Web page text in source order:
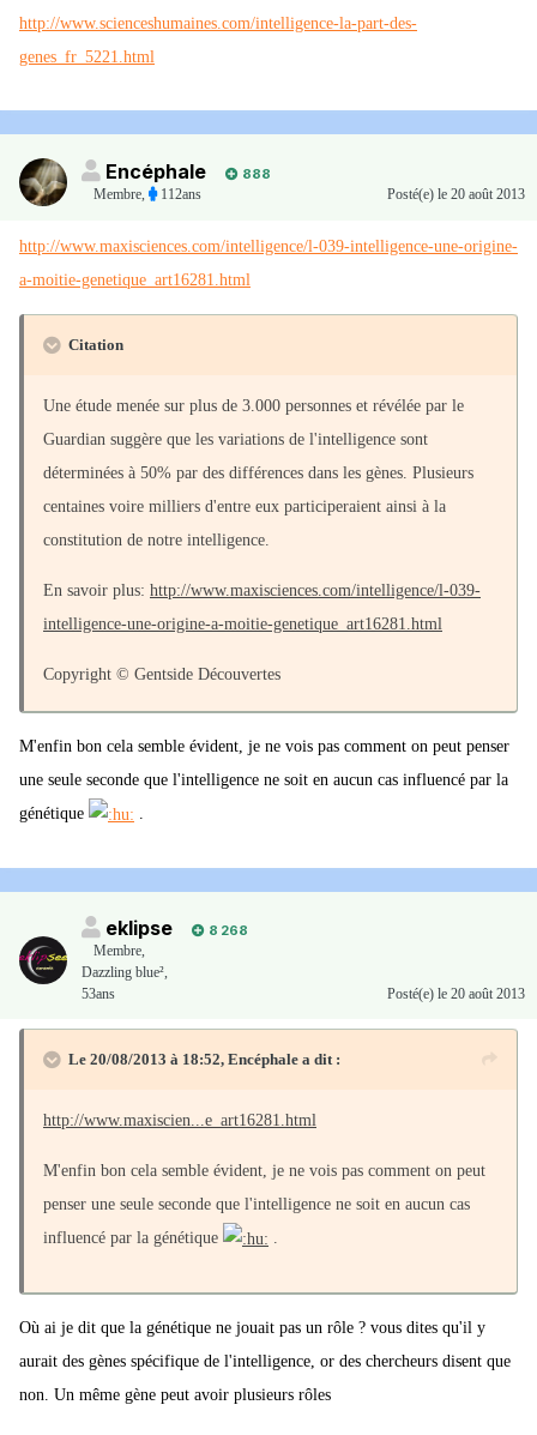
http://www.scienceshumaines.com/intelligence-la-part-des-
genes_fr_5221.html
Encéphale
888
Membre, 112ans Posté(e) le 20 août 2013
http://www.maxisciences.com/intelligence/l-039-intelligence-une-origine-
a-moitie-genetique_art16281.html
Citation
Une étude menée sur plus de 3.000 personnes et révélée par le
Guardian suggère que les variations de l'intelligence sont
déterminées à 50% par des différences dans les gènes. Plusieurs
centaines voire milliers d'entre eux participeraient ainsi à la
constitution de notre intelligence.
En savoir plus: http://www.maxisciences.com/intelligence/l-039-
intelligence-une-origine-a-moitie-genetique_art16281.html
Copyright © Gentside Découvertes
M'enfin bon cela semble évident, je ne vois pas comment on peut penser
une seule seconde que l'intelligence ne soit en aucun cas influencé par la
génétique
.
eklipse
8 268
Membre,
Dazzling blue²,
53ans
Posté(e) le 20 août 2013
Le 20/08/2013 à 18:52, Encéphale a dit :
http://www.maxiscien...e_art16281.html
M'enfin bon cela semble évident, je ne vois pas comment on peut
penser une seule seconde que l'intelligence ne soit en aucun cas
influencé par la génétique
.
Où ai je dit que la génétique ne jouait pas un rôle ? vous dites qu'il y
aurait des gènes spécifique de l'intelligence, or des chercheurs disent que
non. Un même gène peut avoir plusieurs rôles